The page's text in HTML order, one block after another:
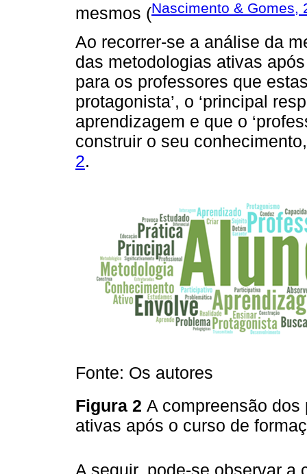
mesmos (Nascimento & Gomes,
Ao recorrer-se a análise da
das metodologias ativas
para os professores que
protagonista’, o ‘principal
aprendizagem e que o
construir o seu
2.
Fonte: Os autores
Figura 2 A compreensão
ativas após o curso de
A seguir, pode-se observar a